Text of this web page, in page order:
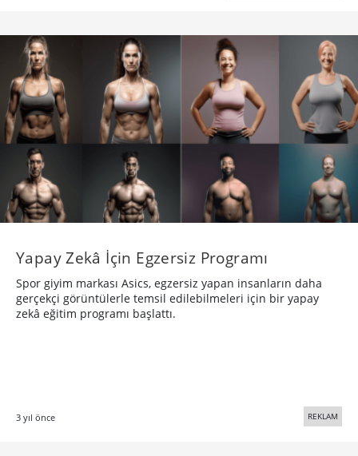
Yapay Zekâ İçin Egzersiz Programı
Spor giyim markası Asics, egzersiz yapan insanların daha
gerçekçi görüntülerle temsil edilebilmeleri için bir yapay
zekâ eğitim programı başlattı.
3 yıl önce REKLAM